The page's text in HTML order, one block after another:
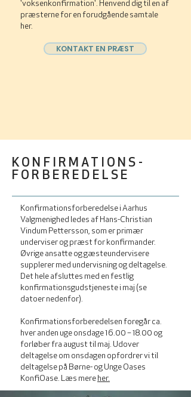
'voksenkonfirmation'. Henvend dig til en af
præsterne for en forudgående samtale
her.
KONTAKT EN PRÆST
KONFIRMATIONS-
FORBEREDELSE
Konfirmationsforberedelse i Aarhus
Valgmenighed ledes af Hans-Christian
Vindum Pettersson, som er primær
underviser og præst for konfirmander.
Øvrige ansatte og gæsteundervisere
supplerer med undervisning og deltagelse.
Det hele afsluttes med en festlig
konfirmationsgudstjeneste i maj (se
datoer nedenfor).
Konfirmationsforberedelsen foregår ca.
hver anden uge onsdage 16.00 – 18.00 og
forløber fra august til maj. Udover
deltagelse om onsdagen opfordrer vi til
deltagelse på Børne- og Unge Oases
KonfiOase. Læs mere her.